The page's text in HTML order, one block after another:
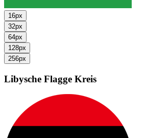
16px
32px
64px
128px
256px
Libysche Flagge Kreis